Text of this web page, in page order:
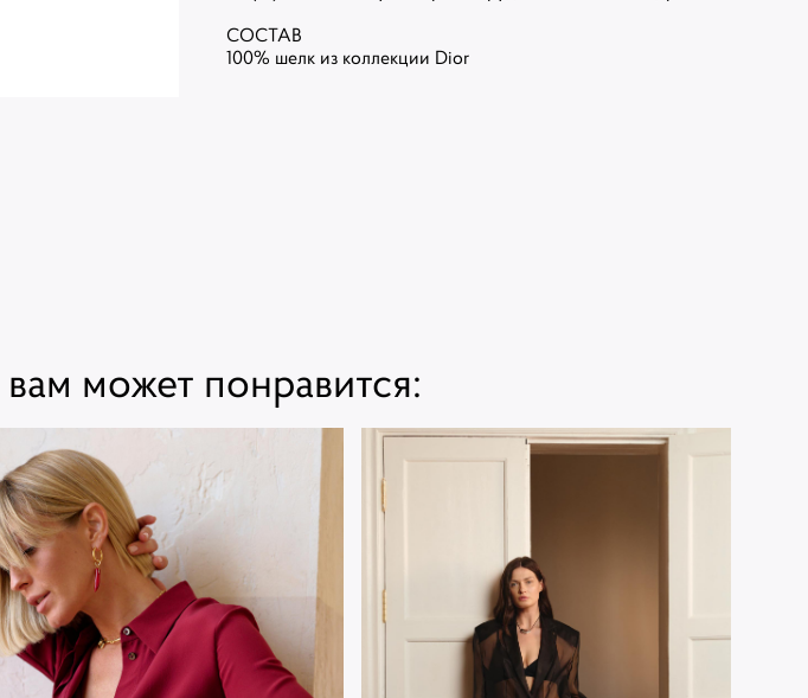
СОСТАВ
100% шелк из коллекции Dior
может понравится: